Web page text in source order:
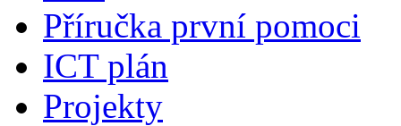
Příručka první pomoci
ICT plán
Projekty